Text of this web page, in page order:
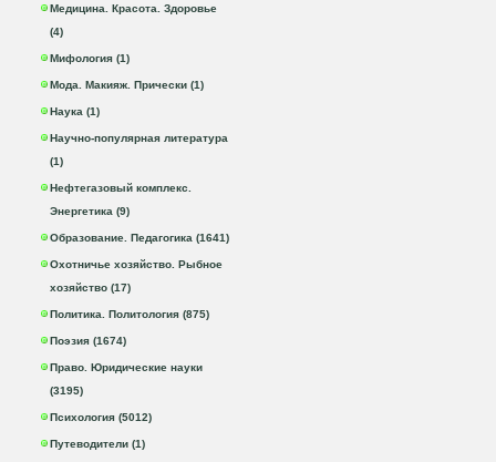
Медицина. Красота. Здоровье
(4)
Мифология (1)
Мода. Макияж. Прически (1)
Наука (1)
Научно-популярная литература
(1)
Нефтегазовый комплекс.
Энергетика (9)
Образование. Педагогика (1641)
Охотничье хозяйство. Рыбное
хозяйство (17)
Политика. Политология (875)
Поэзия (1674)
Право. Юридические науки
(3195)
Психология (5012)
Путеводители (1)